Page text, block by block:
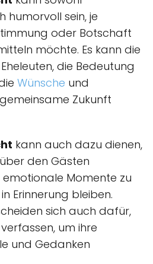
humorvoll sein, je
oder Botschaft
möchte. Es kann die
die Bedeutung
Wünsche und
Zukunft
kann auch dazu dienen,
den Gästen
Momente zu
Erinnerung bleiben.
sich auch dafür,
um ihre
und Gedanken